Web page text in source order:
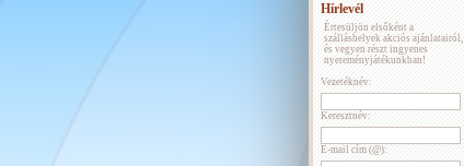
Hírlevél
Értesüljön elsőként a
szálláshelyek akciós ajánlatairól,
és vegyen részt ingyenes
nyereményjátékunkban!
Vezetéknév:
Keresztnév:
E-mail cím (@):